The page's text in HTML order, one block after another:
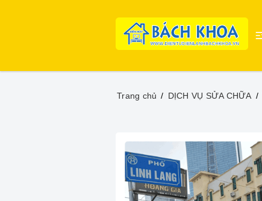
Trang chủ DỊCH VỤ SỬA CHỮA